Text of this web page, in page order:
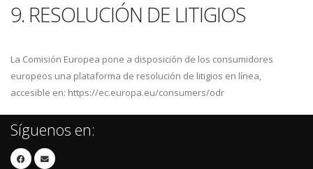
9. RESOLUCIÓN DE LITIGIOS
La Comisión Europea pone a disposición de los consumidores
europeos una plataforma de resolución de litigios en línea,
accesible en: https://ec.europa.eu/consumers/odr
Síguenos en: